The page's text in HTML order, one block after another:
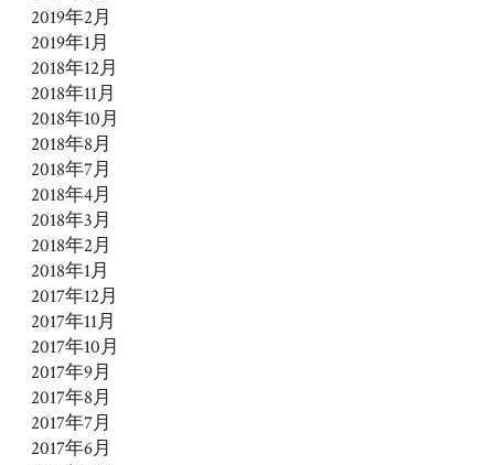
2019年2月
2019年1月
2018年12月
2018年11月
2018年10月
2018年8月
2018年7月
2018年4月
2018年3月
2018年2月
2018年1月
2017年12月
2017年11月
2017年10月
2017年9月
2017年8月
2017年7月
2017年6月